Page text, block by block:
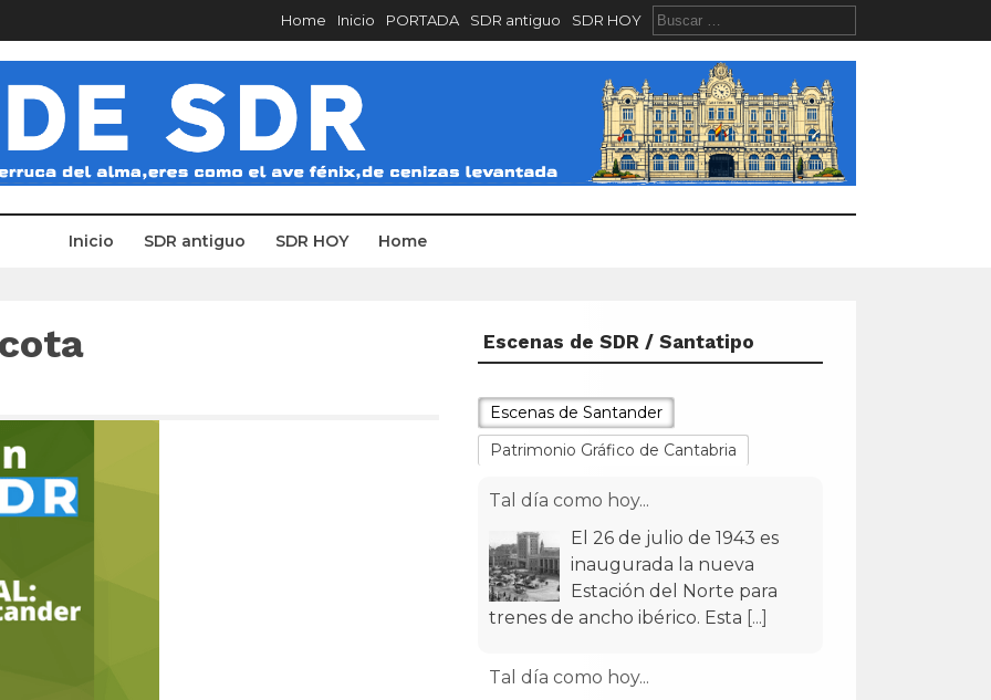
Home Inicio PORTADA SDR antiguo SDR HOY
Inicio SDR antiguo SDR HOY Home
Escenas de SDR / Santatipo
Escenas de Santander
Patrimonio Gráfico de Cantabria
Tal día como hoy...
El 26 de julio de 1943 es
inaugurada la nueva
Estación del Norte para
trenes de ancho ibérico. Esta [...]
Tal día como hoy...